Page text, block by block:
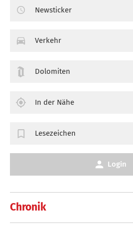
Chronik
Newsticker
Verkehr
Dolomiten
In der Nähe
Lesezeichen
Login